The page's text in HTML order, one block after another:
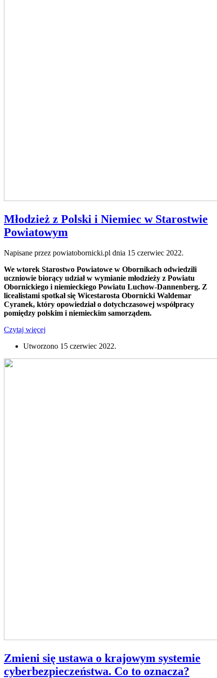
Młodzież z Polski i Niemiec w Starostwie
Powiatowym
Napisane przez powiatobornicki.pl dnia 15 czerwiec 2022.
We wtorek Starostwo Powiatowe w Obornikach odwiedzili
uczniowie biorący udział w wymianie młodzieży z Powiatu
Obornickiego i niemieckiego Powiatu Luchow-Dannenberg. Z
licealistami spotkał się Wicestarosta Obornicki Waldemar
Cyranek, który opowiedział o dotychczasowej współpracy
pomiędzy polskim i niemieckim samorządem.
Czytaj więcej
Utworzono 15 czerwiec 2022.
Zmieni się ustawa o krajowym systemie
cyberbezpieczeństwa. Co to oznacza?